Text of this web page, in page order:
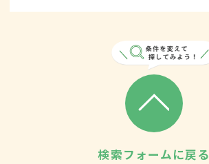
検索フォームに戻る